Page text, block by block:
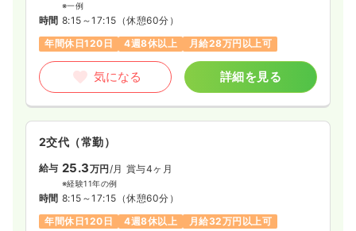
※一例
時間 8:15～17:15 （休憩60分）
年間休日120日
4週8休以上 月給28万円以上可
気になる 詳細を見る
2交代（常勤）
給与 25.3万円 /月 賞与4ヶ月
※経験11年の例
時間 8:15～17:15 （休憩60分）
年間休日120日
4週8休以上 月給32万円以上可